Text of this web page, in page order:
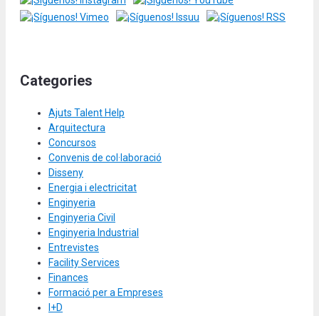
Categories
Ajuts Talent Help
Arquitectura
Concursos
Convenis de col·laboració
Disseny
Energia i electricitat
Enginyeria
Enginyeria Civil
Enginyeria Industrial
Entrevistes
Facility Services
Finances
Formació per a Empreses
I+D